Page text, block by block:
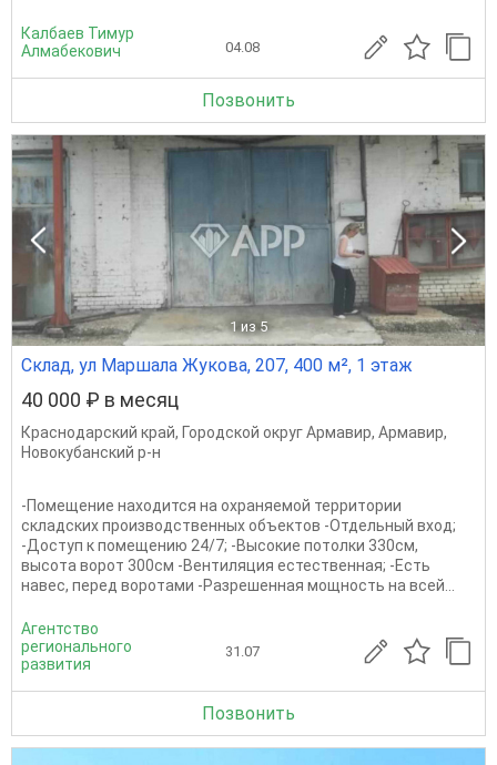
Калбаев Тимур
Алмабекович
04.08
Позвонить
1 из 5
Склад, ул Маршала Жукова, 207, 400 м², 1 этаж
40 000 ₽ в месяц
Краснодарский край, Городской округ Армавир, Армавир,
Новокубанский р-н
-Помещение находится на охраняемой территории
складских производственных объектов -Отдельный вход;
-Доступ к помещению 24/7; -Высокие потолки 330см,
высота ворот 300см -Вентиляция естественная; -Есть
навес, перед воротами -Разрешенная мощность на всей...
Агентство
регионального
развития
31.07
Позвонить